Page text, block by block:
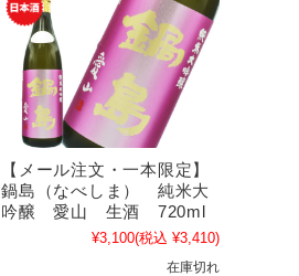
【メール注文・一本限定】
鍋島（なべしま） 純米大
吟醸 愛山 生酒 720ml
¥3,100(税込 ¥3,410)
在庫切れ